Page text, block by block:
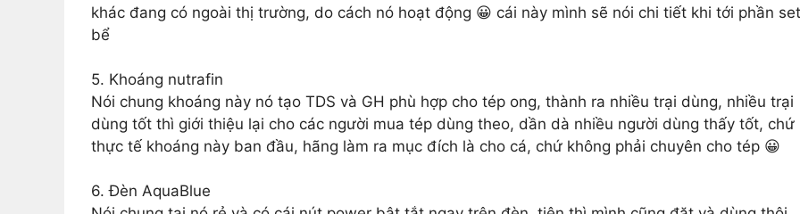
khác đang có ngoài thị trường, do cách nó hoạt động 😀 cái này mình sẽ nói chi tiết khi tới phần
bể
5. Khoáng nutrafin
Nói chung khoáng này nó tạo TDS và GH phù hợp cho tép ong, thành ra nhiều trại dùng, nhiều trại
dùng tốt thì giới thiệu lại cho các người mua tép dùng theo, dần dà nhiều người dùng thấy tốt, chứ
thực tế khoáng này ban đầu, hãng làm ra mục đích là cho cá, chứ không phải chuyên cho tép 😀
6. Đèn AquaBlue